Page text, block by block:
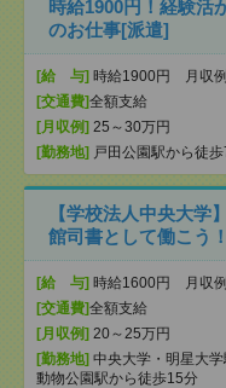
時給1900円！経験活
のお仕事[派遣]
[給 与] 時給1900円 月収
[交通費]全額支給
[月収例] 25～30万円
[勤務地] 戸田公園駅から徒
【学校法人中央大学
館司書として働こう
[給 与] 時給1600円 月収
[交通費]全額支給
[月収例] 20～25万円
[勤務地] 中央大学・明星大
動物公園駅から徒歩15分